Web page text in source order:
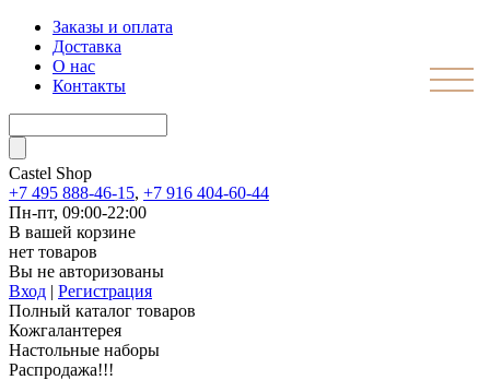
Заказы и оплата
Доставка
О нас
Контакты
Castel Shop
+7 495 888-46-15, +7 916 404-60-44
Пн-пт, 09:00-22:00
В вашей корзине
нет товаров
Вы не авторизованы
Вход | Регистрация
Полный каталог товаров
Кожгалантерея
Настольные наборы
Распродажа!!!